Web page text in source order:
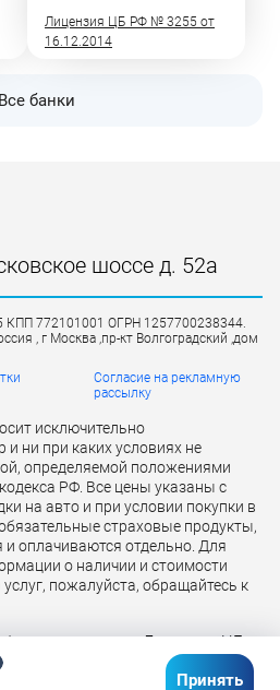
Лицензия ЦБ РФ № 3255 от
16.12.2014
Все банки
шоссе д. 52а
772101001 ОГРН 1257700238344.
, г Москва ,пр-кт Волгоградский ,дом
Согласие на рекламную
рассылку
исключительно
ни при каких условиях не
определяемой положениями
РФ. Все цены указаны с
на авто и при условии покупки в
страховые продукты,
оплачиваются отдельно. Для
о наличии и стоимости
пожалуйста, обращайтесь к
банком АО «ТБанк»Лицензия ЦБ
Принять